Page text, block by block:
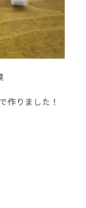
作りました！